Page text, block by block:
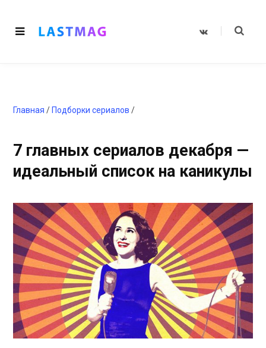
V
Главная / Подборки сериалов /
7 главных сериалов декабря —
идеальный список на каникулы